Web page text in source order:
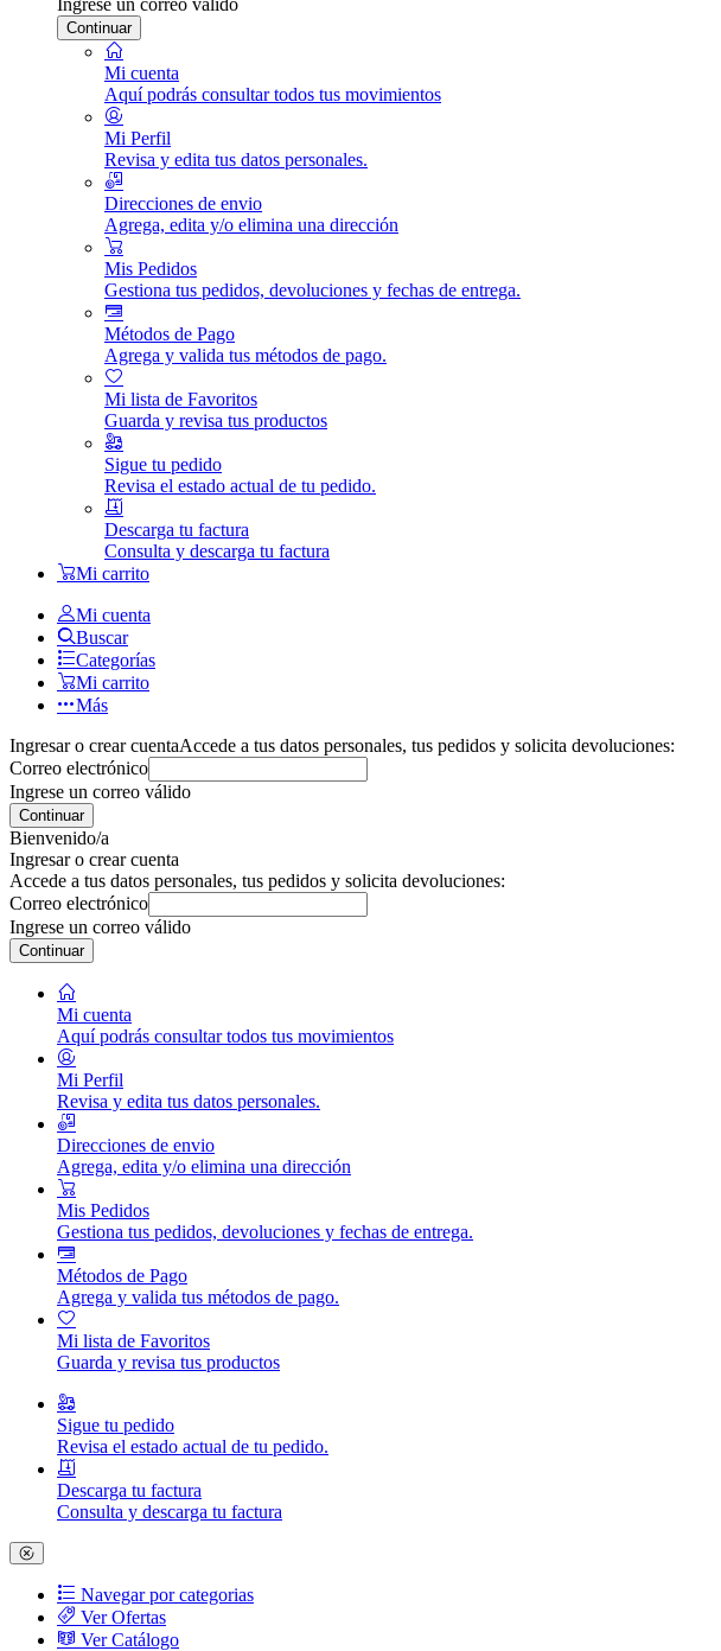
Continuar
Mi cuenta
Aquí podrás consultar todos tus movimientos
Mi Perfil
Revisa y edita tus datos personales.
Direcciones de envio
Agrega, edita y/o elimina una dirección
Mis Pedidos
Gestiona tus pedidos, devoluciones y fechas de entrega.
Métodos de Pago
Agrega y valida tus métodos de pago.
Mi lista de Favoritos
Guarda y revisa tus productos
Sigue tu pedido
Revisa el estado actual de tu pedido.
Descarga tu factura
Consulta y descarga tu factura
Mi carrito
Mi cuenta
Buscar
Categorías
Mi carrito
Más
Ingresar o crear cuentaAccede a tus datos personales, tus pedidos y solicita devoluciones:
Correo electrónico
Ingrese un correo válido
Continuar
Bienvenido/a
Ingresar o crear cuenta
Accede a tus datos personales, tus pedidos y solicita devoluciones:
Correo electrónico
Ingrese un correo válido
Continuar
Mi cuenta
Aquí podrás consultar todos tus movimientos
Mi Perfil
Revisa y edita tus datos personales.
Direcciones de envio
Agrega, edita y/o elimina una dirección
Mis Pedidos
Gestiona tus pedidos, devoluciones y fechas de entrega.
Métodos de Pago
Agrega y valida tus métodos de pago.
Mi lista de Favoritos
Guarda y revisa tus productos
Sigue tu pedido
Revisa el estado actual de tu pedido.
Descarga tu factura
Consulta y descarga tu factura
Navegar por categorias
Ver Ofertas
Ver Catálogo